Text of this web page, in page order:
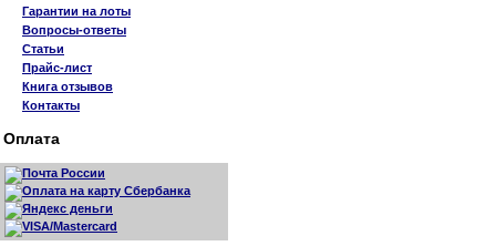
Гарантии на лоты
Вопросы-ответы
Статьи
Прайс-лист
Книга отзывов
Контакты
Оплата